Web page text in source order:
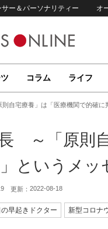
サー＆パーソナリティー オ
コラム ライフ
自宅療養」は「医療機関で的確に
～「原則
というメ
更新： 2022-08-18
早起きドクター 新型コロナ